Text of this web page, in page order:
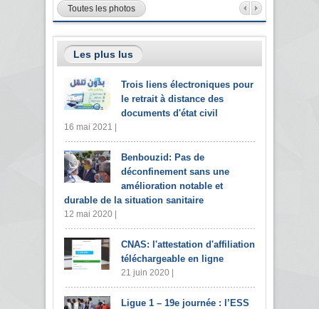
Toutes les photos
Les plus lus
Trois liens électroniques pour
le retrait à distance des
documents d'état civil
16 mai 2021 |
Benbouzid: Pas de
déconfinement sans une
amélioration notable et
durable de la situation sanitaire
12 mai 2020 |
CNAS: l'attestation d'affiliation
téléchargeable en ligne
21 juin 2020 |
Ligue 1 – 19e journée : l’ESS